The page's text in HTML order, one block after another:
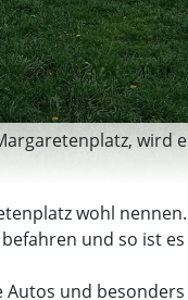
wird
wohl
und so ist
und